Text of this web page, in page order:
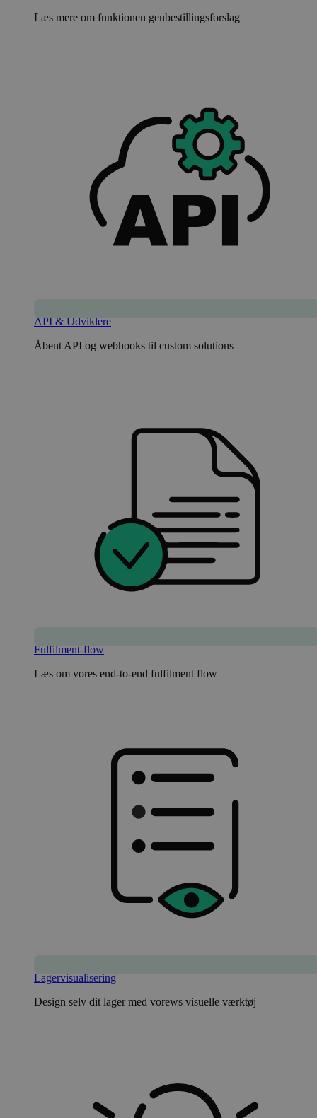
Læs mere om funktionen genbestillingsforslag
API & Udviklere
Åbent API og webhooks til custom solutions
Fulfilment-flow
Læs om vores end-to-end fulfilment flow
Lagervisualisering
Design selv dit lager med vorews visuelle værktøj